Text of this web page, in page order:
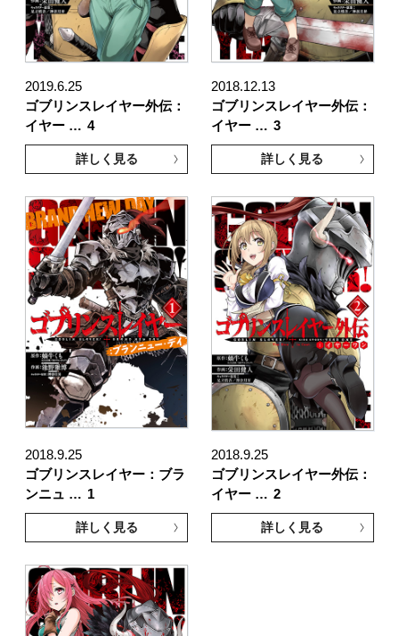
2019.6.25
ゴブリンスレイヤー外伝：
イヤー … 4
詳しく見る
2018.12.13
ゴブリンスレイヤー外伝：
イヤー … 3
詳しく見る
2018.9.25
ゴブリンスレイヤー：ブラ
ンニュ … 1
詳しく見る
2018.9.25
ゴブリンスレイヤー外伝：
イヤー … 2
詳しく見る